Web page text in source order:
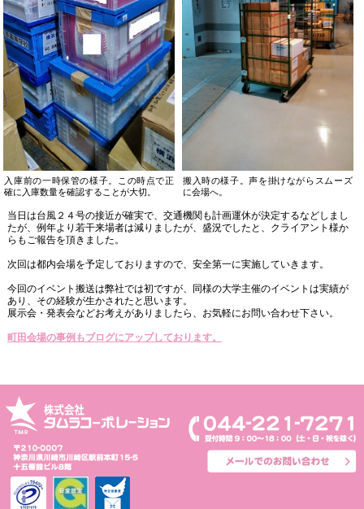
入庫前の一時保管の様子。この時点で正
確に入庫数量を確認することが大切。
搬入時の様子。声を掛けながらスムーズ
に会場へ。
当日は台風２４号の接近が確実で、交通機関も計画運休が決定するなどしまし
たが、例年より若干来場者は減りましたが、盛況でしたと、クライアント様か
らもご報告を頂きました。
次回は都内会場を予定しておりますので、安全第一に実施していきます。
今回のイベント搬送は弊社では初ですが、同様の大学主催のイベントは実績が
あり、その経験が生かされたと思います。
展示会・発表会などお考えがありましたら、お気軽にお問い合わせ下さい。
町田会場の事例もブログにアップしております。